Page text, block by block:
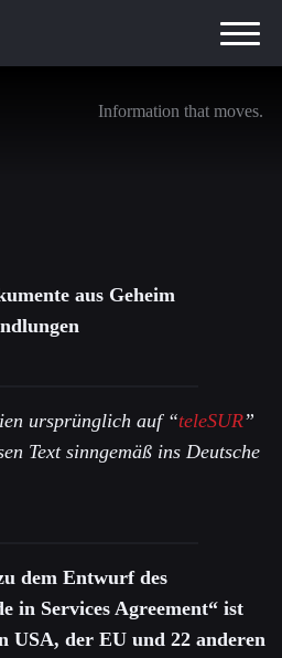
Information that moves.
TiSA-Dokumente
aus Geheim
ursprünglich auf “teleSUR”
Text sinngemäß ins Deutsche
dem Entwurf des
in Services Agreement“ ist
USA, der EU und 22 anderen